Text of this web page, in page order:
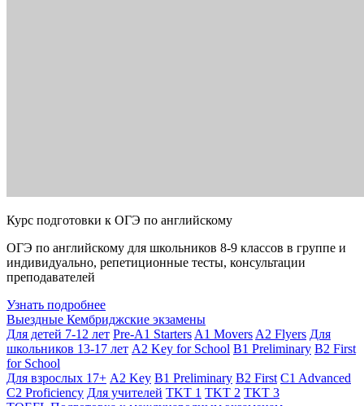
Курс подготовки к ОГЭ по английскому
ОГЭ по английскому для школьников 8-9 классов в группе и
индивидуально, репетиционные тесты, консультации
преподавателей
Узнать подробнее
Выездные Кембриджские экзамены
Для детей 7-12 лет Pre-A1 Starters A1 Movers A2 Flyers Для
школьников 13-17 лет A2 Key for School B1 Preliminary B2 First
for School
Для взрослых 17+ A2 Key B1 Preliminary B2 First C1 Advanced
C2 Proficiency Для учителей TKT 1 TKT 2 TKT 3